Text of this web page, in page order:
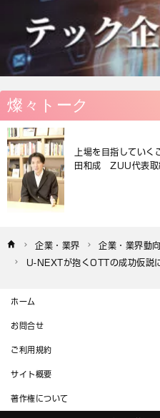
燦々トーク
上場を目指してい
田和成 ZUU代表取
企業・業界
企業・業界動向
U-NEXTが抱くOTTの成功仮説
ホーム
お問合せ
ご利用規約
サイト概要
著作権について